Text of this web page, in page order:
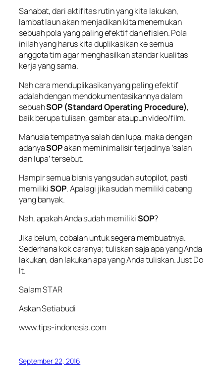
Sahabat, dari aktifitas rutin yang kita lakukan,
lambat laun akan menjadikan kita menemukan
sebuah pola yang paling efektif dan efisien. Pola
inilah yang harus kita duplikasikan ke semua
anggota tim agar menghasilkan standar kualitas
kerja yang sama.
Nah cara menduplikasikan yang paling efektif
adalah dengan mendokumentasikannya dalam
sebuahSOP (Standard Operating Procedure),
baik berupa tulisan, gambar ataupun video/film.
Manusia tempatnya salah dan lupa, maka dengan
adanyaSOPakan meminimalisir terjadinya ‘salah
dan lupa’ tersebut.
Hampir semua bisnis yang sudahautopilot, pasti
memilikiSOP. Apalagi jika sudah memiliki cabang
yang banyak.
Nah, apakah Anda sudah memilikiSOP?
Jika belum, cobalah untuk segera membuatnya.
Sederhana kok caranya; tuliskan saja apa yang Anda
lakukan, dan lakukan apa yang Anda tuliskan. Just Do
It.
Salam STAR
Askan Setiabudi
www.tips-indonesia.com
September 22, 2016